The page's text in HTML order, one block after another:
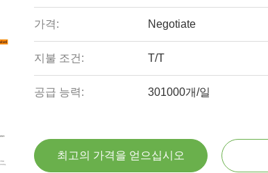
가격: Negotiate
지불 조건: T/T
공급 능력: 301000개/일
최고의 가격을 얻으십시오